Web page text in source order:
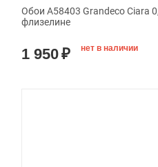
Обои A58403 Grandeco Ciara
флизелине
1 950₽ нет в наличии